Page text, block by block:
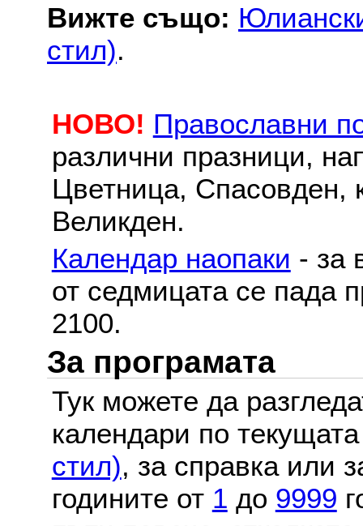
Вижте също:
стил).
НОВО! Православни
различни празници,
Цветница, Спасовден,
Великден.
Календар наопаки - за
от седмицата се пада
2100.
За програмата
Тук можете да
календари по
стил), за справка или
годините от 1 до 9999